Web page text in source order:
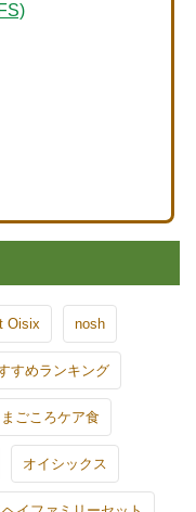
Oisix nosh
すめランキング
まごころケア食
オイシックス